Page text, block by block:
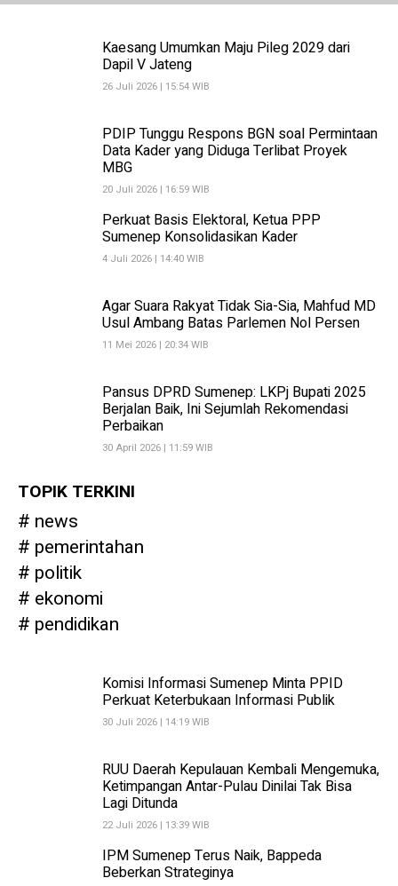
Kaesang Umumkan Maju Pileg 2029 dari
Dapil V Jateng
26 Juli 2026 | 15:54 WIB
PDIP Tunggu Respons BGN soal Permintaan
Data Kader yang Diduga Terlibat Proyek
MBG
20 Juli 2026 | 16:59 WIB
Perkuat Basis Elektoral, Ketua PPP
Sumenep Konsolidasikan Kader
4 Juli 2026 | 14:40 WIB
Agar Suara Rakyat Tidak Sia-Sia, Mahfud MD
Usul Ambang Batas Parlemen Nol Persen
11 Mei 2026 | 20:34 WIB
Pansus DPRD Sumenep: LKPj Bupati 2025
Berjalan Baik, Ini Sejumlah Rekomendasi
Perbaikan
30 April 2026 | 11:59 WIB
TOPIK TERKINI
news
pemerintahan
politik
ekonomi
pendidikan
Komisi Informasi Sumenep Minta PPID
Perkuat Keterbukaan Informasi Publik
30 Juli 2026 | 14:19 WIB
RUU Daerah Kepulauan Kembali Mengemuka,
Ketimpangan Antar-Pulau Dinilai Tak Bisa
Lagi Ditunda
22 Juli 2026 | 13:39 WIB
IPM Sumenep Terus Naik, Bappeda
Beberkan Strateginya